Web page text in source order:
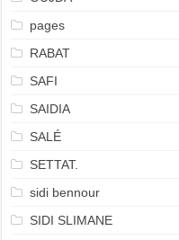
pages
RABAT
SAFI
SAIDIA
SALÉ
SETTAT.
sidi bennour
SIDI SLIMANE